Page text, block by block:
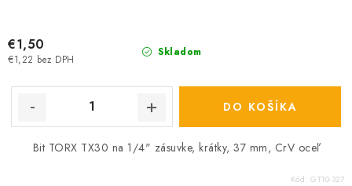
Skladom
€1,22 bez DPH
€1,50
DO KOŠÍKA
Bit TORX TX30 na 1/4" zásuvke, krátky, 37 mm, CrV oceľ
Kód: GT10-327